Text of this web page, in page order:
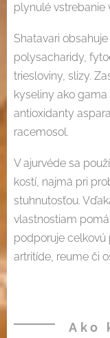
plynulé vstrebanie
Shatavari
polysacharidy,
triesloviny, slizy.
kyseliny ako gama
antioxidanty
racemosol.
V ajurvéde sa
kostí, najmä pri
stuhnutosťou.
vlastnostiam
podporuje celkovú
artritíde, reume či
Ako